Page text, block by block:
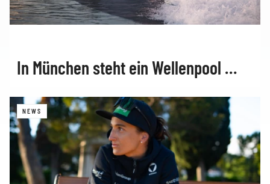
In München steht ein Wellenpool …
NEWS